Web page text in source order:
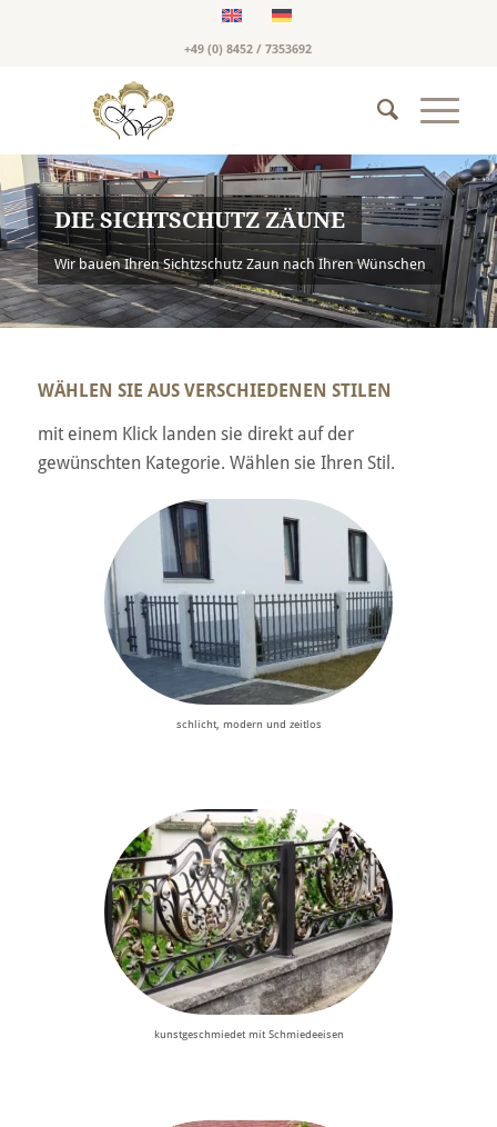
+49 (0) 8452 / 7353692
DIE SICHTSCHUTZ ZÄUNE
Wir bauen Ihren Sichtzschutz Zaun nach Ihren Wünschen
WÄHLEN SIE AUS VERSCHIEDENEN STILEN
mit einem Klick landen sie direkt auf der
gewünschten Kategorie. Wählen sie Ihren Stil.
schlicht, modern und zeitlos
kunstgeschmiedet mit Schmiedeeisen